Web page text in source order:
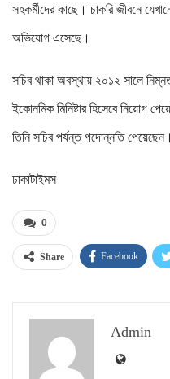
সহকর্মীদের কাছে। চাকরি জীবনে
অভিযোগ এসেছে।
সচিব থাকা অবস্থায় ২০১২ সালে
ইকোনমিক মিনিষ্টার হিসেবে নিয়োগ
তিনি সচিব পর্যন্ত পদোন্নতি পেয়েছেন।
ঢাকাটাইমস
0
Share Facebook
Admin